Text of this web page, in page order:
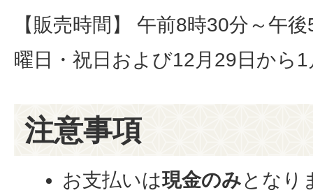
【販売時間】 午前8時30分～午
曜日・祝日および12月29日から
注意事項
お支払いは現金のみとなり